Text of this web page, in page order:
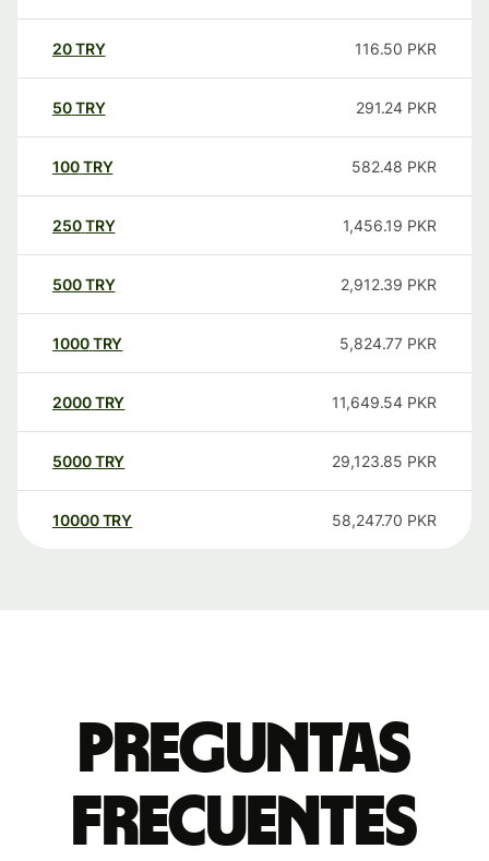
20TRY 116.50 PKR
50TRY 291.24 PKR
100TRY 582.48 PKR
250TRY 1,456.19 PKR
500TRY 2,912.39 PKR
1000TRY 5,824.77 PKR
2000TRY 11,649.54 PKR
5000TRY 29,123.85 PKR
10000 TRY 58,247.70 PKR
Preguntas
frecuentes